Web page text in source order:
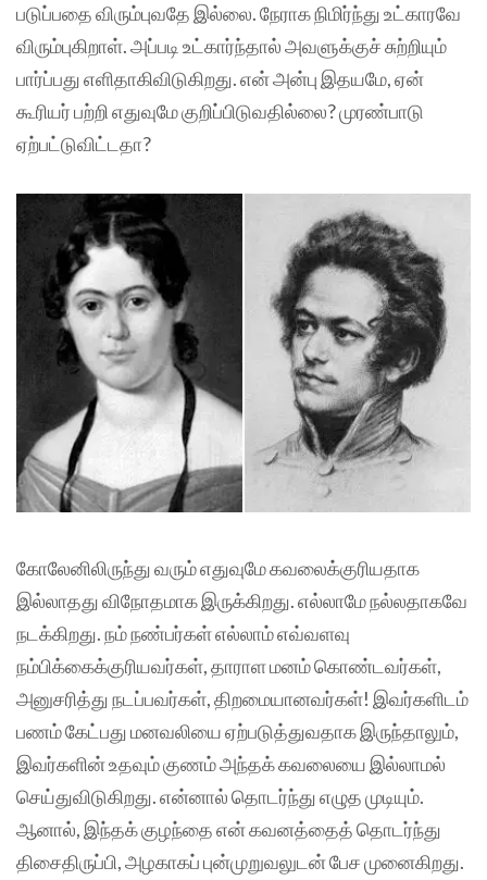
படுப்பதை விரும்புவதே இல்லை. நேராக நிமிர்ந்து உட்காரவே
விரும்புகிறாள். அப்படி உட்கார்ந்தால் அவளுக்குச் சுற்றியும்
பார்ப்பது எளிதாகிவிடுகிறது. என் அன்பு இதயமே, ஏன்
கூரியர் பற்றி எதுவுமே குறிப்பிடுவதில்லை? முரண்பாடு
ஏற்பட்டுவிட்டதா?
கோலேனிலிருந்து வரும் எதுவுமே கவலைக்குரியதாக
இல்லாதது விநோதமாக இருக்கிறது. எல்லாமே நல்லதாகவே
நடக்கிறது. நம் நண்பர்கள் எல்லாம் எவ்வளவு
நம்பிக்கைக்குரியவர்கள், தாராள மனம் கொண்டவர்கள்,
அனுசரித்து நடப்பவர்கள், திறமையானவர்கள்! இவர்களிடம்
பணம் கேட்பது மனவலியை ஏற்படுத்துவதாக இருந்தாலும்,
இவர்களின் உதவும் குணம் அந்தக் கவலையை இல்லாமல்
செய்துவிடுகிறது. என்னால் தொடர்ந்து எழுத முடியும்.
ஆனால், இந்தக் குழந்தை என் கவனத்தைத் தொடர்ந்து
திசைதிருப்பி, அழகாகப் புன்முறுவலுடன் பேச முனைகிறது.